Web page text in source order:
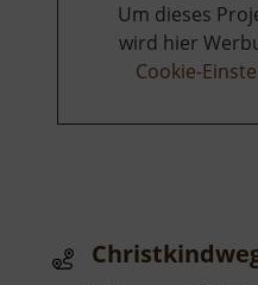
Um dieses
wird hier
Cookie-